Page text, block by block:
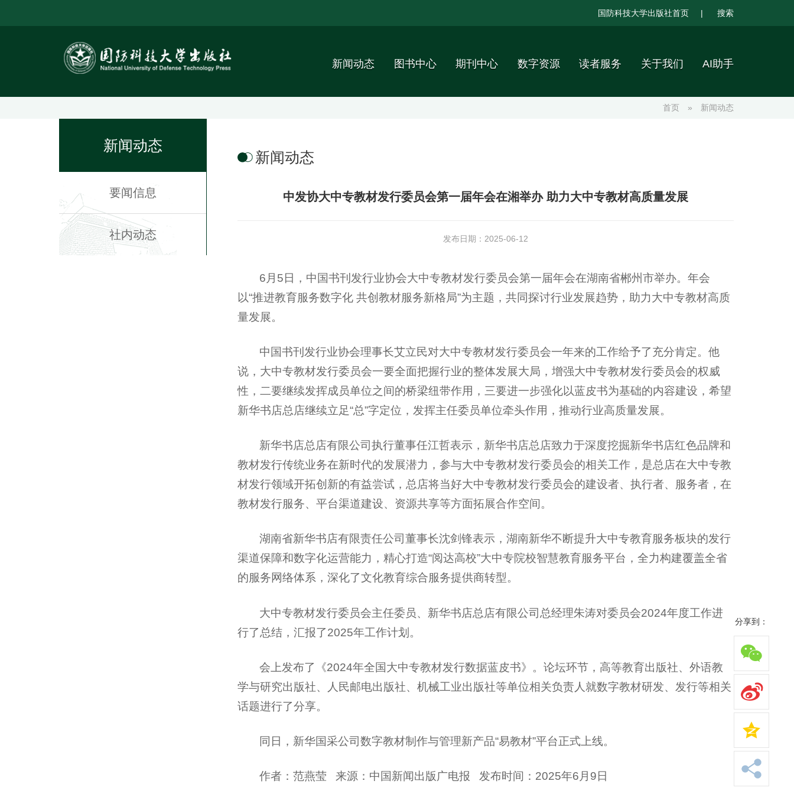
国防科技大学出版社首页 | 搜索
新闻动态 图书中心 期刊中心 数字资源 读者服务 关于我们 AI助手
首页 » 新闻动态
新闻动态
要闻信息
社内动态
新闻动态
中发协大中专教材发行委员会第一届年会在湘举办 助力大中专教材高质量发展
发布日期：2025-06-12
6月5日，中国书刊发行业协会大中专教材发行委员会第一届年会在湖南省郴州市举办。年会
以“推进教育服务数字化 共创教材服务新格局”为主题，共同探讨行业发展趋势，助力大中专教材高质
量发展。
中国书刊发行业协会理事长艾立民对大中专教材发行委员会一年来的工作给予了充分肯定。他
说，大中专教材发行委员会一要全面把握行业的整体发展大局，增强大中专教材发行委员会的权威
性，二要继续发挥成员单位之间的桥梁纽带作用，三要进一步强化以蓝皮书为基础的内容建设，希望
新华书店总店继续立足“总”字定位，发挥主任委员单位牵头作用，推动行业高质量发展。
新华书店总店有限公司执行董事任江哲表示，新华书店总店致力于深度挖掘新华书店红色品牌和
教材发行传统业务在新时代的发展潜力，参与大中专教材发行委员会的相关工作，是总店在大中专教
材发行领域开拓创新的有益尝试，总店将当好大中专教材发行委员会的建设者、执行者、服务者，在
教材发行服务、平台渠道建设、资源共享等方面拓展合作空间。
湖南省新华书店有限责任公司董事长沈剑锋表示，湖南新华不断提升大中专教育服务板块的发行
渠道保障和数字化运营能力，精心打造“阅达高校”大中专院校智慧教育服务平台，全力构建覆盖全省
的服务网络体系，深化了文化教育综合服务提供商转型。
大中专教材发行委员会主任委员、新华书店总店有限公司总经理朱涛对委员会2024年度工作进
行了总结，汇报了2025年工作计划。
会上发布了《2024年全国大中专教材发行数据蓝皮书》。论坛环节，高等教育出版社、外语教
学与研究出版社、人民邮电出版社、机械工业出版社等单位相关负责人就数字教材研发、发行等相关
话题进行了分享。
同日，新华国采公司数字教材制作与管理新产品“易教材”平台正式上线。
作者：范燕莹 来源：中国新闻出版广电报 发布时间：2025年6月9日
分享到：